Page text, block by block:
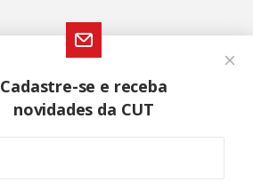
Cadastre-se e receba
novidades da CUT